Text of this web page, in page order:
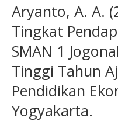
Aryanto, A. A.
Tingkat
SMAN 1
Tinggi Tahun
Pendidikan
Yogyakarta.